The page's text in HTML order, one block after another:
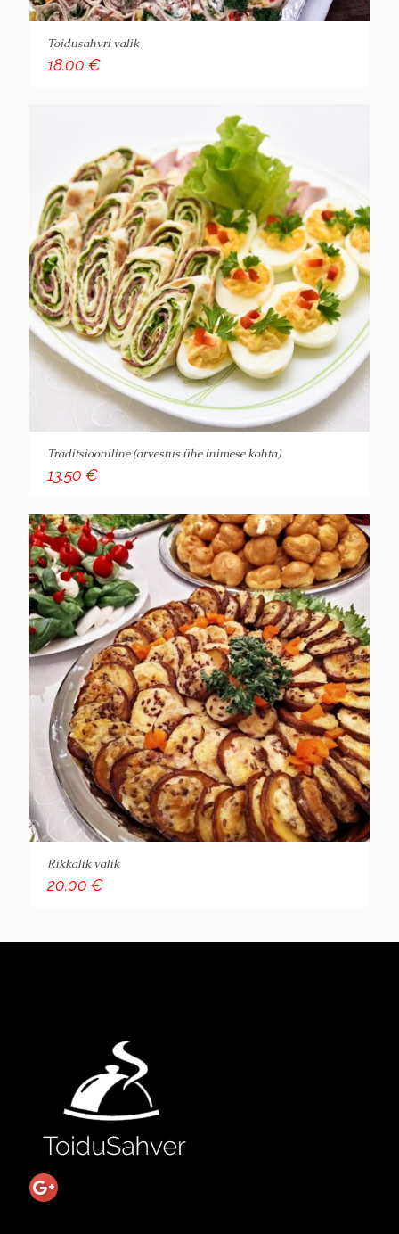
Toidusahvri valik
18.00 €
Traditsiooniline (arvestus ühe inimese kohta)
13.50 €
Rikkalik valik
20.00 €